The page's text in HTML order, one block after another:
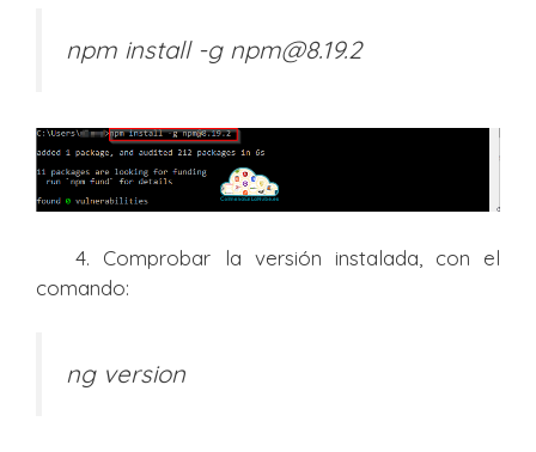
npm install -g npm@8.19.2
4. Comprobar la versión instalada, con el
comando:
ng version